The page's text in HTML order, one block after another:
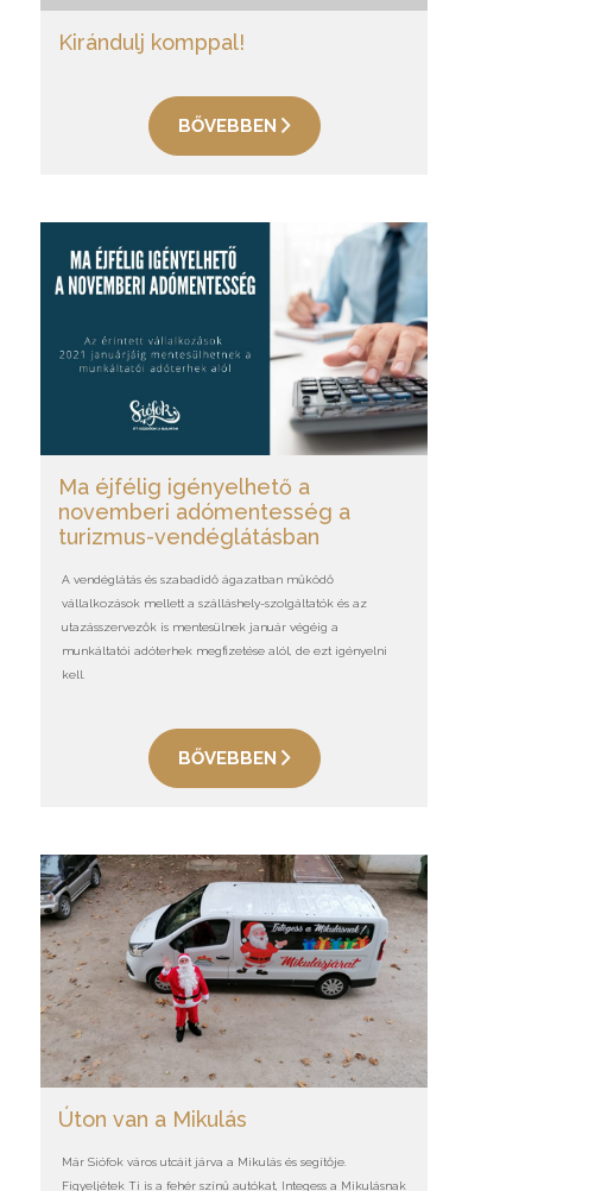
Kirándulj komppal!
BŐVEBBEN
Ma éjfélig igényelhető a
novemberi adómentesség a
turizmus-vendéglátásban
A vendéglátás és szabadidő ágazatban működő
vállalkozások mellett a szálláshely-szolgáltatók és az
utazásszervezők is mentesülnek január végéig a
munkáltatói adóterhek megfizetése alól, de ezt igényelni
kell.
BŐVEBBEN
Úton van a Mikulás
Már Siófok város utcáit járva a Mikulás és segítője.
Figyeljétek Ti is a fehér színű autókat, Integess a Mikulásnak